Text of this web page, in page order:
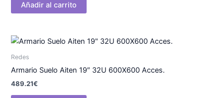
Añadir al carrito
Redes
Armario Suelo Aiten 19″ 32U 600X600 Acces.
489.21€